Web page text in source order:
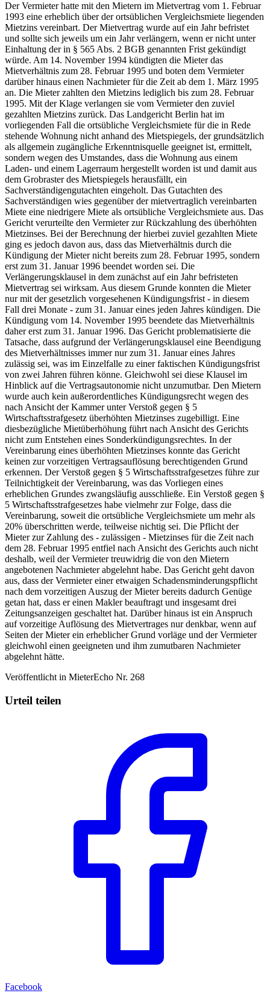
Der Vermieter hatte mit den Mietern im Mietvertrag vom 1. Februar
1993 eine erheblich über der ortsüblichen Vergleichsmiete liegenden
Mietzins vereinbart. Der Mietvertrag wurde auf ein Jahr befristet
und sollte sich jeweils um ein Jahr verlängern, wenn er nicht unter
Einhaltung der in § 565 Abs. 2 BGB genannten Frist gekündigt
würde. Am 14. November 1994 kündigten die Mieter das
Mietverhältnis zum 28. Februar 1995 und boten dem Vermieter
darüber hinaus einen Nachmieter für die Zeit ab dem 1. März 1995
an. Die Mieter zahlten den Mietzins lediglich bis zum 28. Februar
1995. Mit der Klage verlangen sie vom Vermieter den zuviel
gezahlten Mietzins zurück. Das Landgericht Berlin hat im
vorliegenden Fall die ortsübliche Vergleichsmiete für die in Rede
stehende Wohnung nicht anhand des Mietspiegels, der grundsätzlich
als allgemein zugängliche Erkenntnisquelle geeignet ist, ermittelt,
sondern wegen des Umstandes, dass die Wohnung aus einem
Laden- und einem Lagerraum hergestellt worden ist und damit aus
dem Grobraster des Mietspiegels herausfällt, ein
Sachverständigengutachten eingeholt. Das Gutachten des
Sachverständigen wies gegenüber der mietvertraglich vereinbarten
Miete eine niedrigere Miete als ortsübliche Vergleichsmiete aus. Das
Gericht verurteilte den Vermieter zur Rückzahlung des überhöhten
Mietzinses. Bei der Berechnung der hierbei zuviel gezahlten Miete
ging es jedoch davon aus, dass das Mietverhältnis durch die
Kündigung der Mieter nicht bereits zum 28. Februar 1995, sondern
erst zum 31. Januar 1996 beendet worden sei. Die
Verlängerungsklausel in dem zunächst auf ein Jahr befristeten
Mietvertrag sei wirksam. Aus diesem Grunde konnten die Mieter
nur mit der gesetzlich vorgesehenen Kündigungsfrist - in diesem
Fall drei Monate - zum 31. Januar eines jeden Jahres kündigen. Die
Kündigung vom 14. November 1995 beendete das Mietverhältnis
daher erst zum 31. Januar 1996. Das Gericht problematisierte die
Tatsache, dass aufgrund der Verlängerungsklausel eine Beendigung
des Mietverhältnisses immer nur zum 31. Januar eines Jahres
zulässig sei, was im Einzelfalle zu einer faktischen Kündigungsfrist
von zwei Jahren führen könne. Gleichwohl sei diese Klausel im
Hinblick auf die Vertragsautonomie nicht unzumutbar. Den Mietern
wurde auch kein außerordentliches Kündigungsrecht wegen des
nach Ansicht der Kammer unter Verstoß gegen § 5
Wirtschaftsstrafgesetz überhöhten Mietzinses zugebilligt. Eine
diesbezügliche Mietüberhöhung führt nach Ansicht des Gerichts
nicht zum Entstehen eines Sonderkündigungsrechtes. In der
Vereinbarung eines überhöhten Mietzinses konnte das Gericht
keinen zur vorzeitigen Vertragsauflösung berechtigenden Grund
erkennen. Der Verstoß gegen § 5 Wirtschaftsstrafgesetzes führe zur
Teilnichtigkeit der Vereinbarung, was das Vorliegen eines
erheblichen Grundes zwangsläufig ausschließe. Ein Verstoß gegen §
5 Wirtschaftsstrafgesetzes habe vielmehr zur Folge, dass die
Vereinbarung, soweit die ortsübliche Vergleichsmiete um mehr als
20% überschritten werde, teilweise nichtig sei. Die Pflicht der
Mieter zur Zahlung des - zulässigen - Mietzinses für die Zeit nach
dem 28. Februar 1995 entfiel nach Ansicht des Gerichts auch nicht
deshalb, weil der Vermieter treuwidrig die von den Mietern
angebotenen Nachmieter abgelehnt habe. Das Gericht geht davon
aus, dass der Vermieter einer etwaigen Schadensminderungspflicht
nach dem vorzeitigen Auszug der Mieter bereits dadurch Genüge
getan hat, dass er einen Makler beauftragt und insgesamt drei
Zeitungsanzeigen geschaltet hat. Darüber hinaus ist ein Anspruch
auf vorzeitige Auflösung des Mietvertrages nur denkbar, wenn auf
Seiten der Mieter ein erheblicher Grund vorläge und der Vermieter
gleichwohl einen geeigneten und ihm zumutbaren Nachmieter
abgelehnt hätte.
Veröffentlicht in MieterEcho Nr. 268
Urteil teilen
Facebook